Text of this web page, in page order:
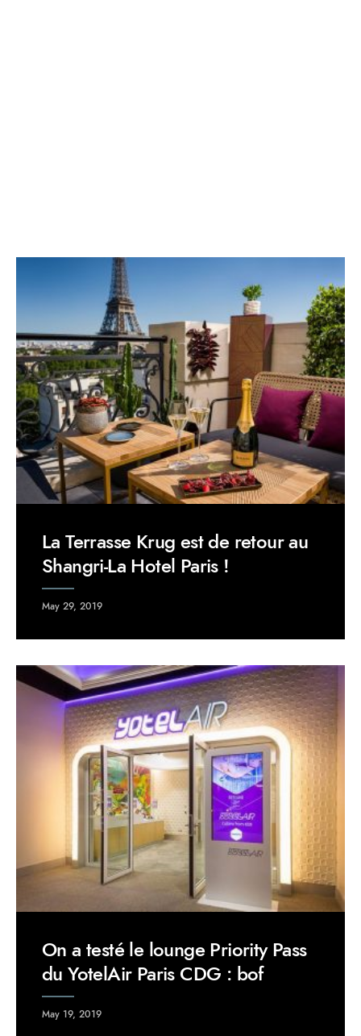
La Terrasse Krug est de retour au
Shangri-La Hotel Paris !
May 29, 2019
On a testé le lounge Priority Pass
du YotelAir Paris CDG : bof
May 19, 2019